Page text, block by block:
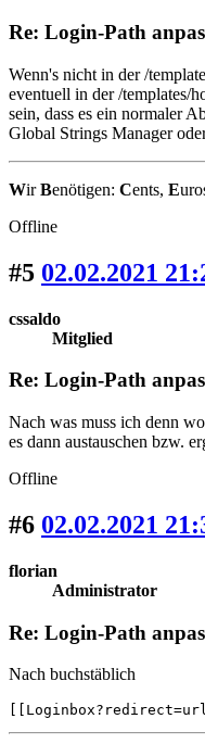
Re: Login-Path
Wenn's nicht in der /
eventuell in der /templates/
sein, dass es ein normaler
Global Strings Manager
WirBenötigen: Cents, E
Offline
#5 02.02.2021
cssaldo
Mitglied
Re: Login-Path
Nach was muss ich denn
es dann austauschen bzw.
Offline
#6 02.02.2021
florian
Administrator
Re: Login-Path
Nach buchstäblich